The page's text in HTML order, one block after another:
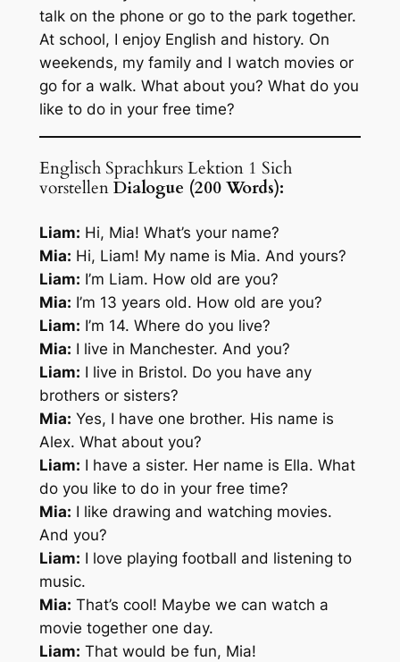
talk on the phone or go to the park together.
At school, I enjoy English and history. On
weekends, my family and I watch movies or
go for a walk. What about you? What do you
like to do in your free time?
Englisch Sprachkurs Lektion 1 Sich
vorstellen Dialogue (200 Words):
Liam: Hi, Mia! What’s your name?
Mia: Hi, Liam! My name is Mia. And yours?
Liam: I’m Liam. How old are you?
Mia: I’m 13 years old. How old are you?
Liam: I’m 14. Where do you live?
Mia: I live in Manchester. And you?
Liam: I live in Bristol. Do you have any
brothers or sisters?
Mia: Yes, I have one brother. His name is
Alex. What about you?
Liam: I have a sister. Her name is Ella. What
do you like to do in your free time?
Mia: I like drawing and watching movies.
And you?
Liam: I love playing football and listening to
music.
Mia: That’s cool! Maybe we can watch a
movie together one day.
Liam: That would be fun, Mia!